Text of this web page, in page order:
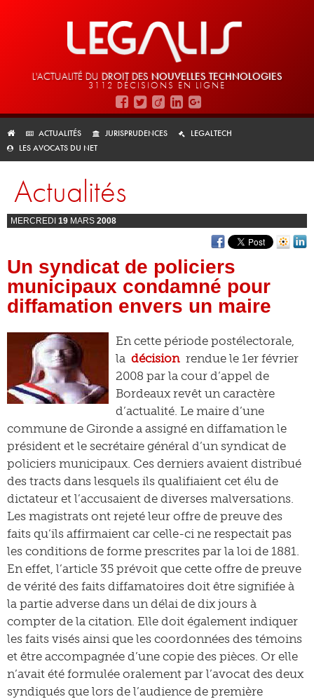
L'ACTUALITÉ DU DROIT DES NOUVELLES TECHNOLOGIES
3112 DÉCISIONS EN LIGNE
ACTUALITÉS JURISPRUDENCES
LEGALTECH
LES AVOCATS DU NET
Actualités
MERCREDI 19 MARS 2008
Un syndicat de policiers
municipaux condamné pour
diffamation envers un maire
En cette période postélectorale,
la décision rendue le 1er février
2008 par la cour d’appel de
Bordeaux revêt un caractère
d’actualité. Le maire d’une
commune de Gironde a assigné en diffamation le
président et le secrétaire général d’un syndicat de
policiers municipaux. Ces derniers avaient distribué
des tracts dans lesquels ils qualifiaient cet élu de
dictateur et l’accusaient de diverses malversations.
Les magistrats ont rejeté leur offre de preuve des
faits qu’ils affirmaient car celle-ci ne respectait pas
les conditions de forme prescrites par la loi de 1881.
En effet, l’article 35 prévoit que cette offre de preuve
de vérité des faits diffamatoires doit être signifiée à
la partie adverse dans un délai de dix jours à
compter de la citation. Elle doit également indiquer
les faits visés ainsi que les coordonnées des témoins
et être accompagnée d’une copie des pièces. Or elle
n’avait été formulée oralement par l’avocat des deux
syndiqués que lors de l’audience de première